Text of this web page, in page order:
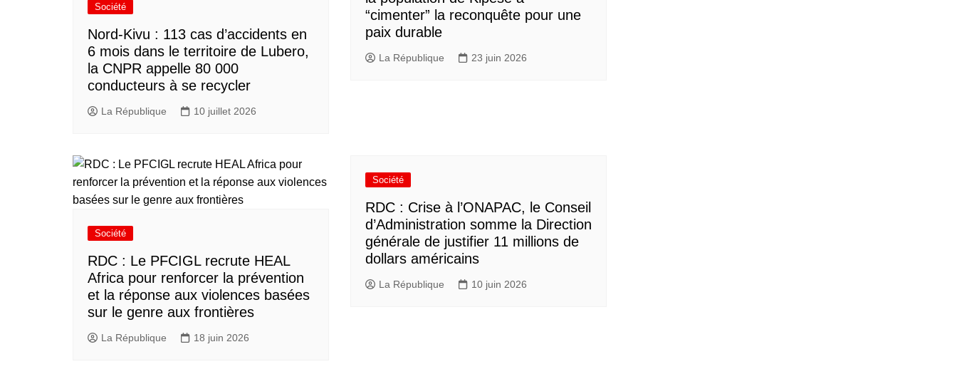
Société
Nord-Kivu : 113 cas d’accidents en
6 mois dans le territoire de Lubero,
la CNPR appelle 80 000
conducteurs à se recycler
La République 10 juillet 2026
“cimenter” la reconquête pour une
paix durable
La République 23 juin 2026
Société
RDC : Le PFCIGL recrute HEAL
Africa pour renforcer la prévention
et la réponse aux violences basées
sur le genre aux frontières
La République 18 juin 2026
Société
RDC : Crise à l’ONAPAC, le Conseil
d’Administration somme la Direction
générale de justifier 11 millions de
dollars américains
La République 10 juin 2026